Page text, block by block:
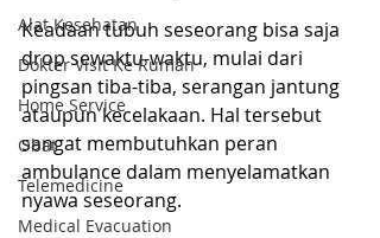
Alat Kesehatan
Dokter Visit Ke Rumah
Home Service
Obat
Telemedicine
Medical Evacuation
Keadaan tubuh seseorang bisa saja
drop sewaktu-waktu, mulai dari
pingsan tiba-tiba, serangan jantung
ataupun kecelakaan. Hal tersebut
sangat membutuhkan peran
ambulance dalam menyelamatkan
nyawa seseorang.